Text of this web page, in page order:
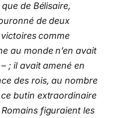
de Bélisaire,
de deux
comme
au monde n’en avait
; il avait amené en
des rois, au nombre
butin extraordinaire
figuraient les